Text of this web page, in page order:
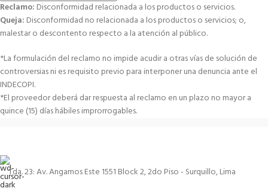
Reclamo: Disconformidad relacionada a los productos o servicios.
Queja: Disconformidad no relacionada a los productos o servicios; o,
malestar o descontento respecto a la atención al público.
*La formulación del reclamo no impide acudir a otras vías de solución de
controversias ni es requisito previo para interponer una denuncia ante el
INDECOPI.
*El proveedor deberá dar respuesta al reclamo en un plazo no mayor a
quince (15) días hábiles improrrogables.
Tda. 23: Av. Angamos Este 1551 Block 2, 2do Piso - Surquillo, Lima